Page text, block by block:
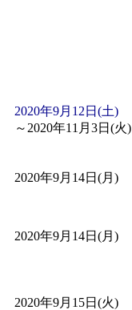
2020年9月12日(土)
～ 2020年11月3日(火)
2020年9月14日(月)
2020年9月14日(月)
2020年9月15日(火)